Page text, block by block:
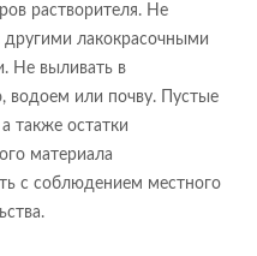
растворителя. Не
лакокрасочными
Не выливать в
водоем или почву. Пустые
также остатки
материала
с соблюдением местного